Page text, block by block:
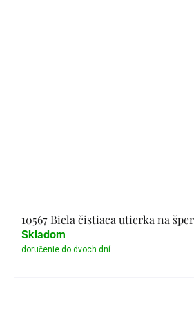
10567 Biela čistiaca utierka na
Skladom